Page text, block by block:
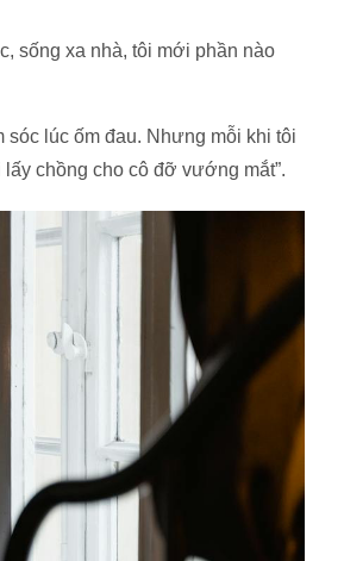
sống xa nhà, tôi mới phần nào
lúc ốm đau. Nhưng mỗi khi tôi
chồng cho cô đỡ vướng mắt”.